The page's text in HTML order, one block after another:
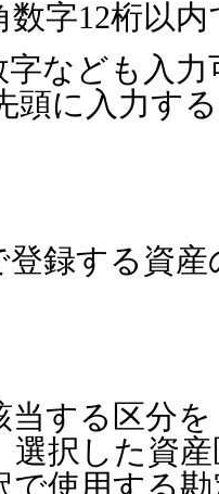
数字12桁以内
字なども入
頭に入力す
登録する資
当する区分
選択した資
で使用する